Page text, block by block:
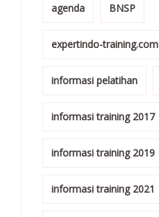
agenda BNSP
expertindo-training.com
informasi pelatihan
informasi training 2017
informasi training 2019
informasi training 2021